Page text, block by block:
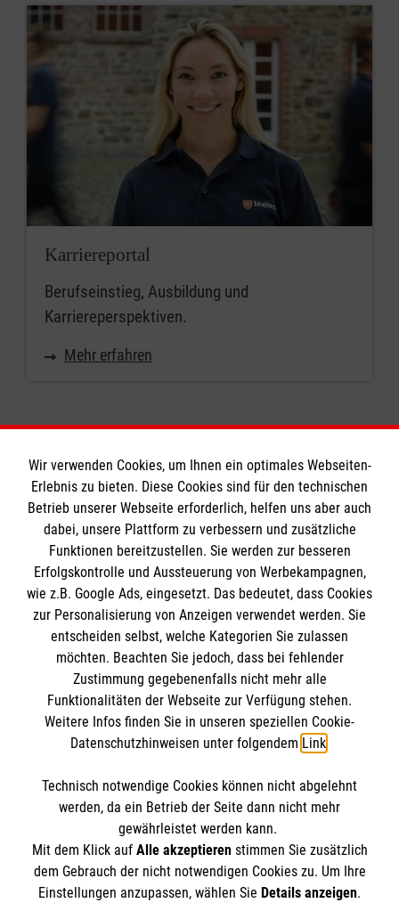
Karriereportal
Berufseinstieg, Ausbildung und
Karriereperspektiven.
Mehr erfahren
Informationen
Impressum
Datenschutz
Kontakt
Barrierefreiheit
Die Malteser
Malteser in Deutschland
Malteserorden
Sharepoint
Spendenkonto
IBAN: DE93 3706 0120 1201 2160 75
BIC: GENODED1PA7
So finden Sie uns
Wehrstraße 12
33178 Borchen
Der Malteser Hilfsdienst e.V. ist als eingetragene
Wir verwenden Cookies, um Ihnen ein optimales Webseiten-
Erlebnis zu bieten. Diese Cookies sind für den technischen
Betrieb unserer Webseite erforderlich, helfen uns aber auch
dabei, unsere Plattform zu verbessern und zusätzliche
Funktionen bereitzustellen. Sie werden zur besseren
Erfolgskontrolle und Aussteuerung von Werbekampagnen,
wie z.B. Google Ads, eingesetzt. Das bedeutet, dass Cookies
zur Personalisierung von Anzeigen verwendet werden. Sie
entscheiden selbst, welche Kategorien Sie zulassen
möchten. Beachten Sie jedoch, dass bei fehlender
Zustimmung gegebenenfalls nicht mehr alle
Funktionalitäten der Webseite zur Verfügung stehen.
Weitere Infos finden Sie in unseren speziellen Cookie-
Datenschutzhinweisen unter folgendem Link.
Technisch notwendige Cookies können nicht abgelehnt
werden, da ein Betrieb der Seite dann nicht mehr
gewährleistet werden kann.
Mit dem Klick auf Alle akzeptierenstimmen Sie zusätzlich
dem Gebrauch der nicht notwendigen Cookies zu. Um Ihre
Einstellungen anzupassen, wählen Sie Details anzeigen.